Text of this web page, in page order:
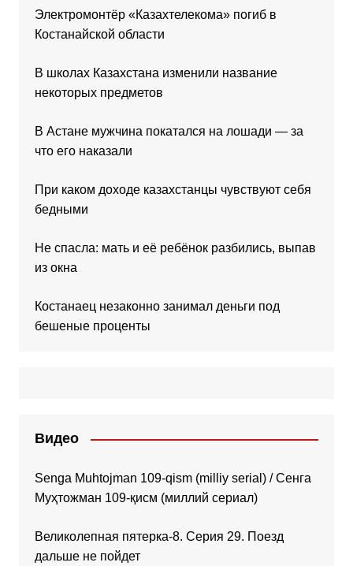
Электромонтёр «Казахтелекома» погиб в
Костанайской области
В школах Казахстана изменили название
некоторых предметов
В Астане мужчина покатался на лошади — за
что его наказали
При каком доходе казахстанцы чувствуют себя
бедными
Не спасла: мать и её ребёнок разбились, выпав
из окна
Костанаец незаконно занимал деньги под
бешеные проценты
Видео
Senga Muhtojman 109-qism (milliy serial) / Сенга
Муҳтожман 109-қисм (миллий сериал)
Великолепная пятерка-8. Серия 29. Поезд
дальше не пойдет